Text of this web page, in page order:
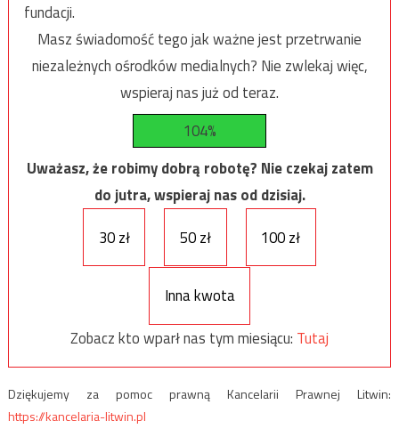
fundacji.
Masz świadomość tego jak ważne jest przetrwanie
niezależnych ośrodków medialnych? Nie zwlekaj więc,
wspieraj nas już od teraz.
104%
Uważasz, że robimy dobrą robotę? Nie czekaj zatem
do jutra, wspieraj nas od dzisiaj.
30 zł
50 zł 100 zł
Inna kwota
Zobacz kto wparł nas tym miesiącu: Tutaj
Dziękujemy za pomoc prawną Kancelarii Prawnej Litwin:
https://kancelaria-litwin.pl